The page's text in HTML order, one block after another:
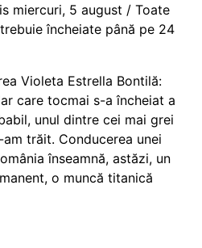
miercuri, 5 august / Toate
încheiate până pe 24
Violeta Estrella Bontilă:
care tocmai s-a încheiat a
unul dintre cei mai grei
trăit. Conducerea unei
înseamnă, astăzi, un
o muncă titanică